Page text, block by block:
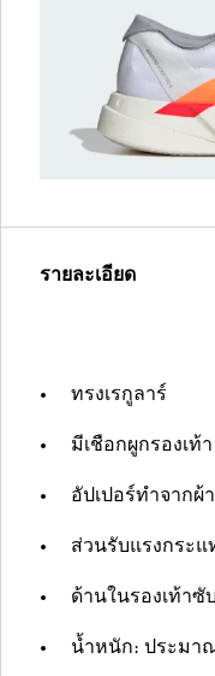
รายละเอียด
ทรงเรกูลาร์
มีเชือกผูกรองเท้า
อัปเปอร์ทำจากผ้
ส่วนรับแรงกระแ
ด้านในรองเท้าซั
น้ำหนัก: ประมาณ